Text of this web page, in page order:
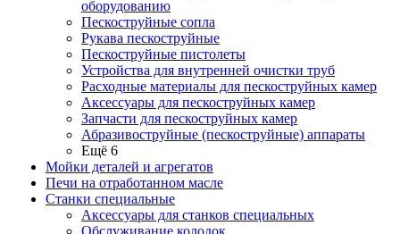
оборудованию
Пескоструйные сопла
Рукава пескоструйные
Пескоструйные пистолеты
Устройства для внутренней очистки труб
Расходные материалы для пескоструйных камер
Аксессуары для пескоструйных камер
Запчасти для пескоструйных камер
Абразивоструйные (пескоструйные) аппараты
Ещё 6
Мойки деталей и агрегатов
Печи на отработанном масле
Станки специальные
Аксессуары для станков специальных
Обслуживание колодок